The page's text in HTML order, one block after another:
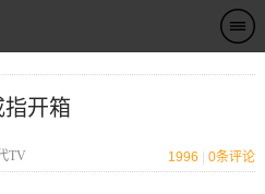
指开箱
TV 1996 0条评论